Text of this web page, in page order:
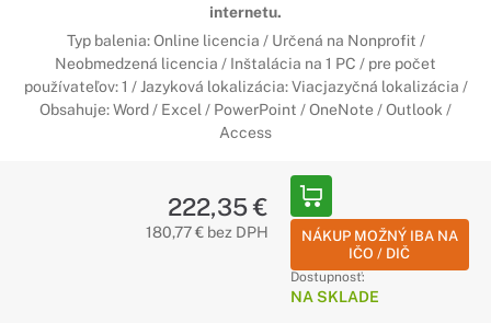
internetu.
Typ balenia: Online licencia / Určená na Nonprofit /
Neobmedzená licencia / Inštalácia na 1 PC / pre počet
používateľov: 1 / Jazyková lokalizácia: Viacjazyčná lokalizácia /
Obsahuje: Word / Excel / PowerPoint / OneNote / Outlook /
Access
222,35 €
180,77 € bez DPH
NÁKUP MOŽNÝ IBA NA
IČO / DIČ
Dostupnosť:
NA SKLADE